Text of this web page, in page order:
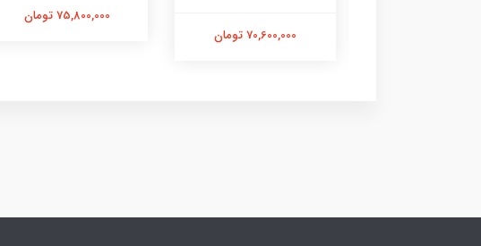
70,600,000 تومان
75,800,000 تومان